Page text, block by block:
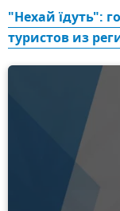
"Нехай їдуть":
туристов из